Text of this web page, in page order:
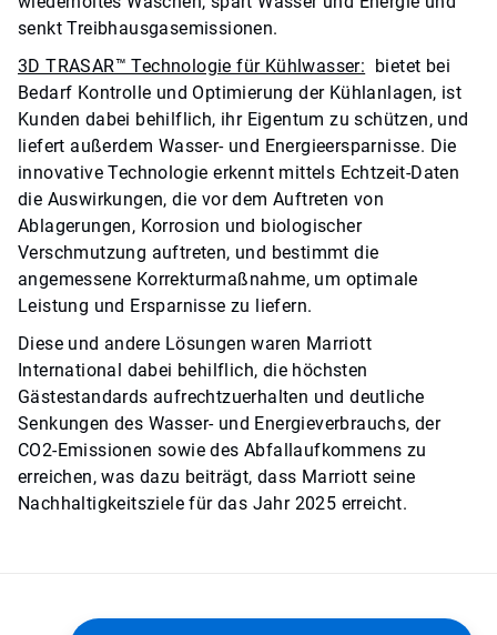
senkt Treibhausgasemissionen.
3D TRASAR™ Technologie für Kühlwasser: bietet bei
Bedarf Kontrolle und Optimierung der Kühlanlagen, ist
Kunden dabei behilflich, ihr Eigentum zu schützen, und
liefert außerdem Wasser- und Energieersparnisse. Die
innovative Technologie erkennt mittels Echtzeit-Daten
die Auswirkungen, die vor dem Auftreten von
Ablagerungen, Korrosion und biologischer
Verschmutzung auftreten, und bestimmt die
angemessene Korrekturmaßnahme, um optimale
Leistung und Ersparnisse zu liefern.
Diese und andere Lösungen waren Marriott
International dabei behilflich, die höchsten
Gästestandards aufrechtzuerhalten und deutliche
Senkungen des Wasser- und Energieverbrauchs, der
CO2-Emissionen sowie des Abfallaufkommens zu
erreichen, was dazu beiträgt, dass Marriott seine
Nachhaltigkeitsziele für das Jahr 2025 erreicht.